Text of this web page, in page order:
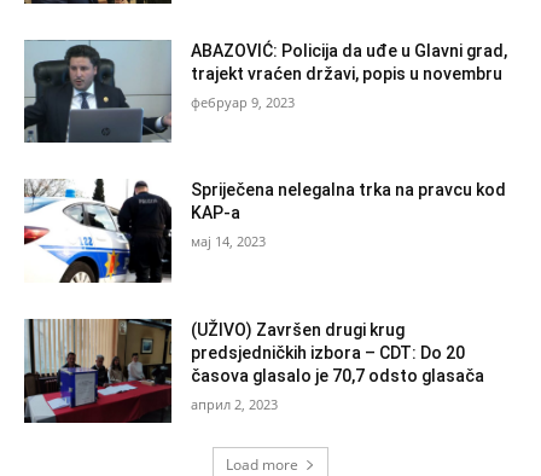
ABAZOVIĆ: Policija da uđe u Glavni grad,
trajekt vraćen državi, popis u novembru
фебруар 9, 2023
Spriječena nelegalna trka na pravcu kod
KAP-a
мај 14, 2023
(UŽIVO) Završen drugi krug
predsjedničkih izbora – CDT: Do 20
časova glasalo je 70,7 odsto glasača
април 2, 2023
Load more